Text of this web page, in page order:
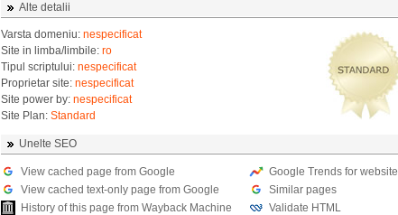
Alte detalii
Varsta domeniu: nespecificat
Site in limba/limbile: ro
Tipul scriptului: nespecificat
Proprietar site: nespecificat
Site power by: nespecificat
Site Plan: Standard
Unelte SEO
View cached page from Google
View cached text-only page from Google
History of this page from Wayback Machine
Google Trends for website
Similar pages
Validate HTML